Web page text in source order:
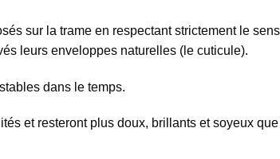
sur la trame en respectant strictement le sens
leurs enveloppes naturelles (le cuticule).
dans le temps.
et resteront plus doux, brillants et soyeux que